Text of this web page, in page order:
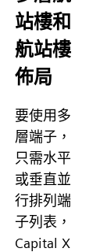
站樓和
航站樓
佈局
要使用多
層端子，
只需水平
或垂直並
行排列端
子列表，
Capital X